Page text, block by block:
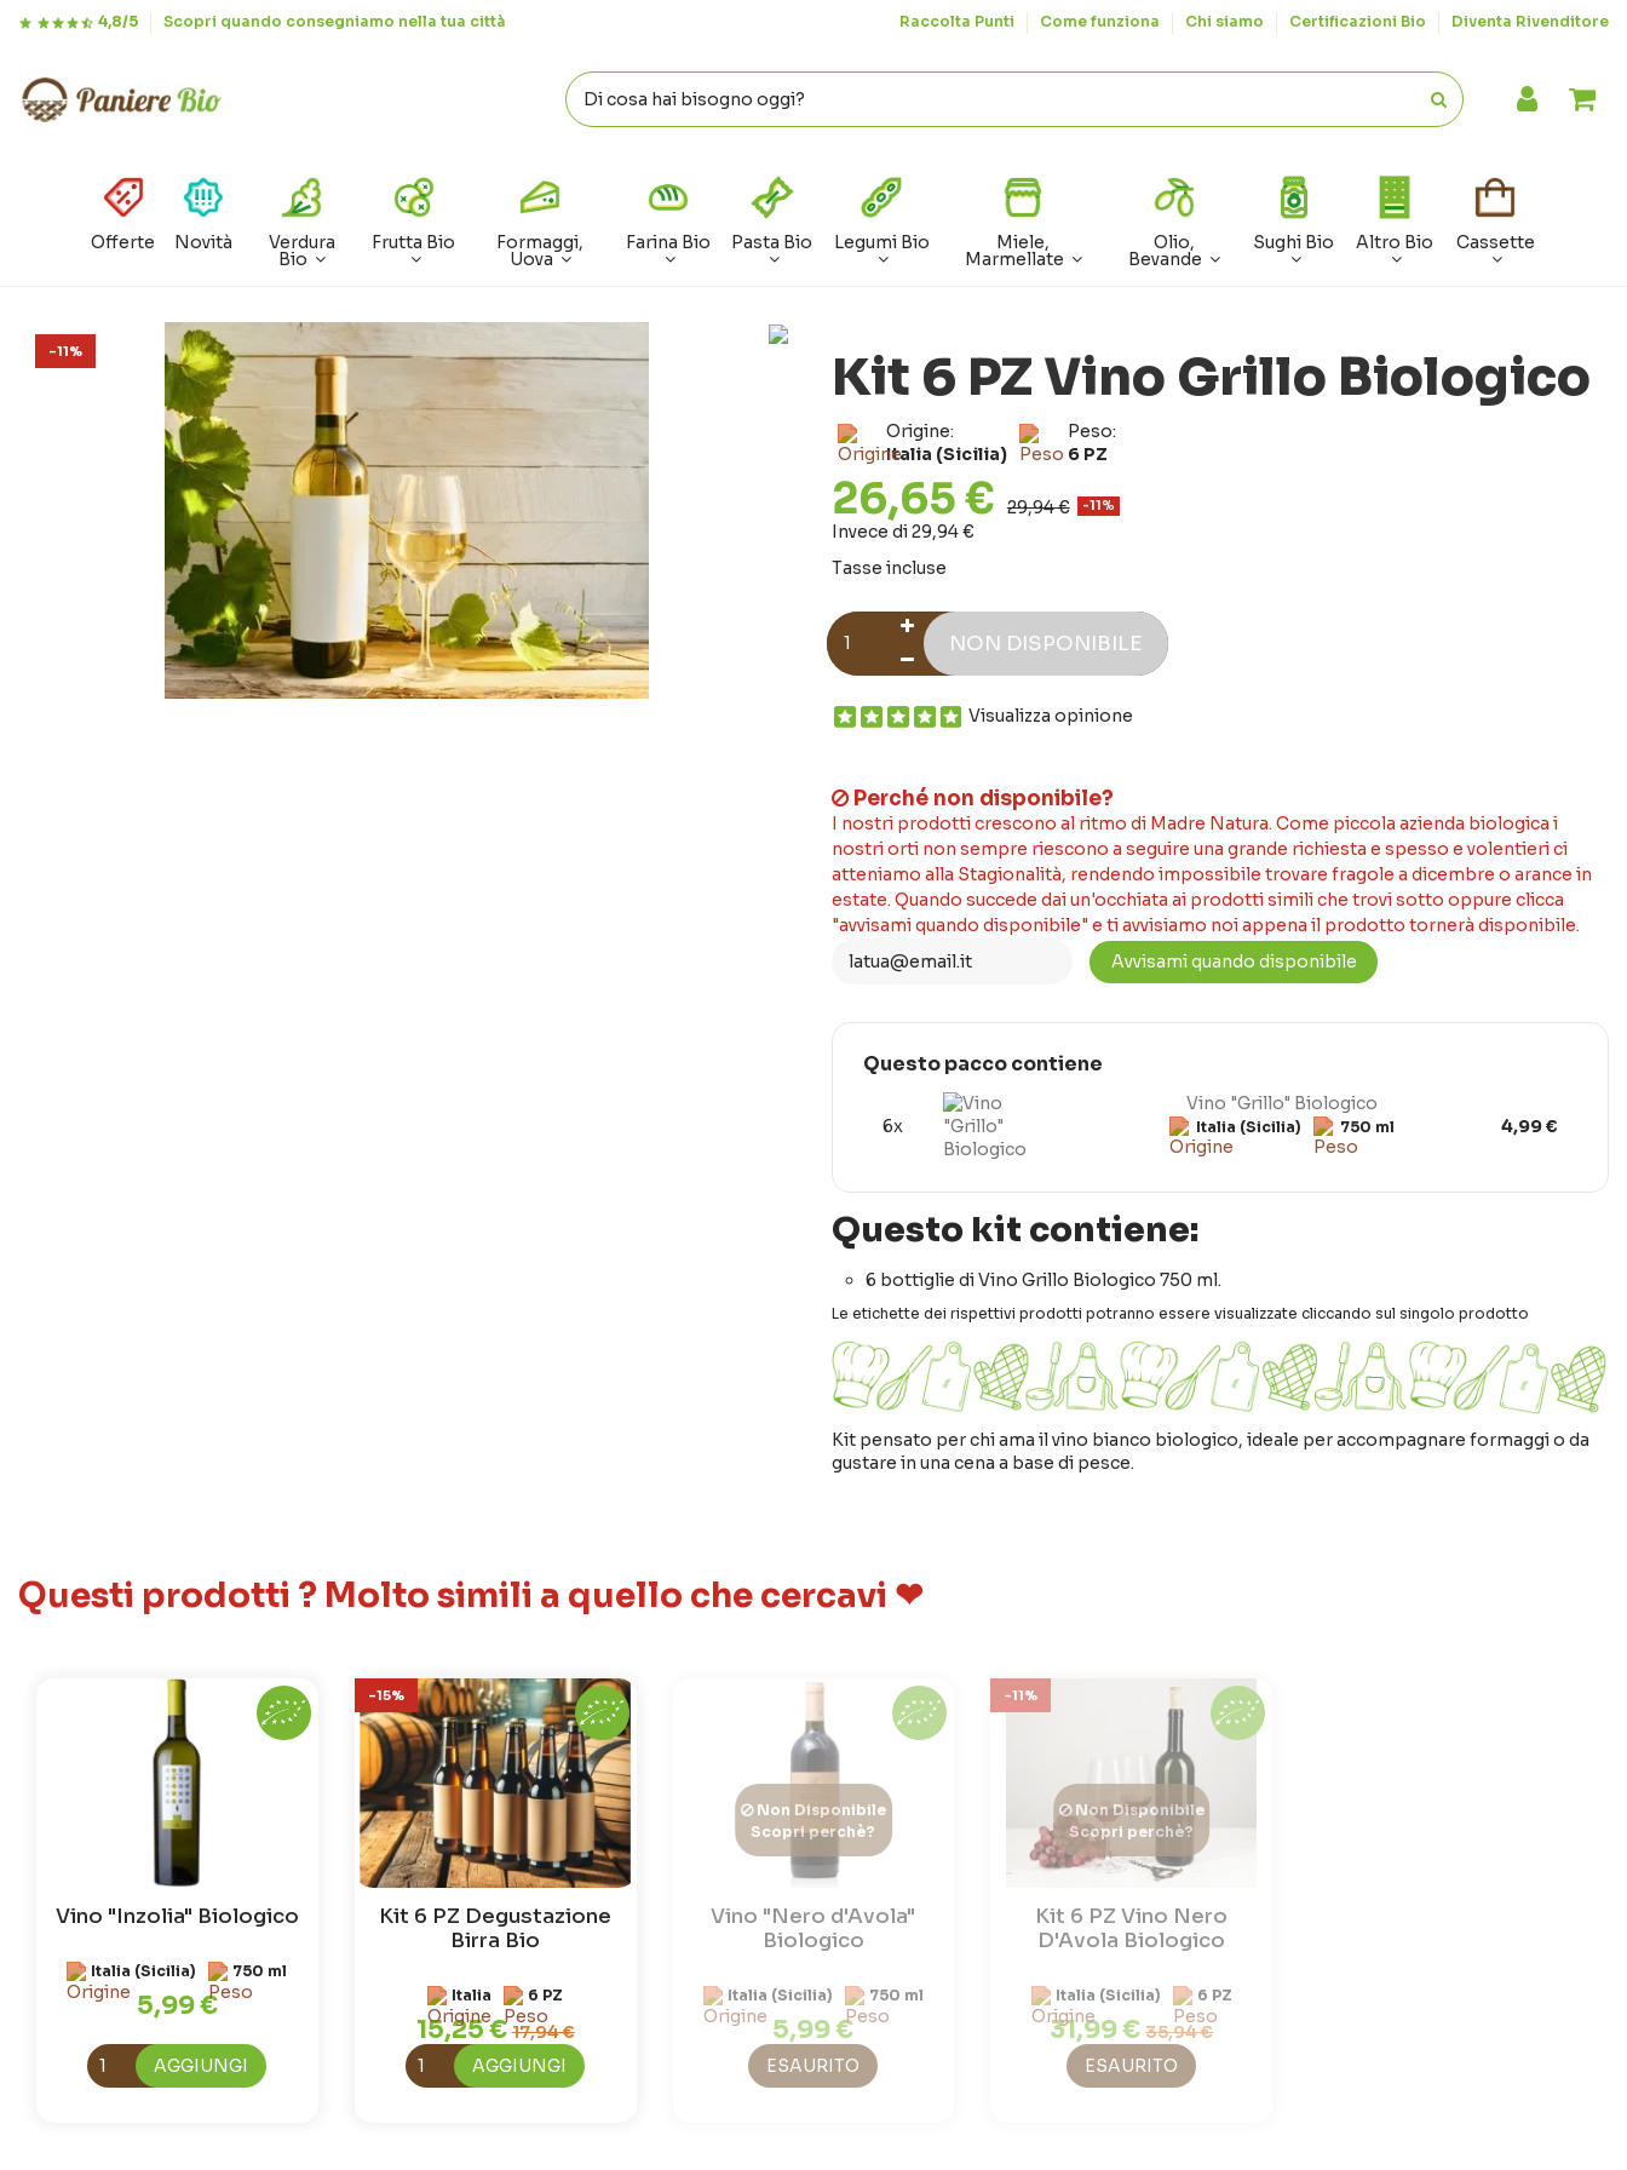
4,8/5 Scopri quando consegniamo nella tua città Raccolta Punti Come funziona Chi siamo Certificazioni Bio Diventa Rivenditore
Offerte Novità Verdura
Bio
Frutta Bio Formaggi,
Uova
Farina Bio Pasta Bio Legumi Bio Miele,
Marmellate
Olio,
Bevande
Sughi Bio Altro Bio Cassette
-11% Kit 6 PZ Vino Grillo Biologico
Origine:
Italia (Sicilia)
Peso:
6 PZ
26,65 € 29,94 € -11%
Invece di 29,94 €
Tasse incluse
NON DISPONIBILE
Visualizza opinione
Perché non disponibile?
I nostri prodotti crescono al ritmo di Madre Natura. Come piccola azienda biologica i
nostri orti non sempre riescono a seguire una grande richiesta e spesso e volentieri ci
atteniamo alla Stagionalità, rendendo impossibile trovare fragole a dicembre o arance in
estate. Quando succede dai un'occhiata ai prodotti simili che trovi sotto oppure clicca
"avvisami quando disponibile" e ti avvisiamo noi appena il prodotto tornerà disponibile.
Questo pacco contiene
6x
Vino "Grillo" Biologico
Italia (Sicilia) 750 ml 4,99 €
Questo kit contiene:
6 bottiglie di Vino Grillo Biologico 750 ml.
Le etichette dei rispettivi prodotti potranno essere visualizzate cliccando sul singolo prodotto
Kit pensato per chi ama il vino bianco biologico, ideale per accompagnare formaggi o da
gustare in una cena a base di pesce.
Questi prodotti ? Molto simili a quello che cercavi ❤
Vino "Inzolia" Biologico
Italia (Sicilia) 750 ml
5,99 €
AGGIUNGI
-15%
Kit 6 PZ Degustazione
Birra Bio
Italia 6 PZ
15,25 €17,94 €
AGGIUNGI
Non Disponibile
Scopri perchè?
Vino "Nero d'Avola"
Biologico
Italia (Sicilia) 750 ml
5,99 €
ESAURITO
-11%
Non Disponibile
Scopri perchè?
Kit 6 PZ Vino Nero
D'Avola Biologico
Italia (Sicilia) 6 PZ
31,99 €35,94 €
ESAURITO